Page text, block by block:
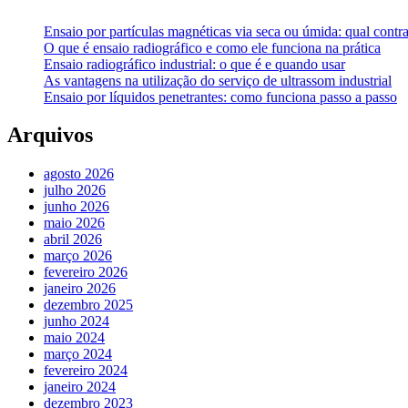
Ensaio por partículas magnéticas via seca ou úmida: qual
O que é ensaio radiográfico e como ele funciona na prática
Ensaio radiográfico industrial: o que é e quando usar
As vantagens na utilização do serviço de ultrassom industrial
Ensaio por líquidos penetrantes: como funciona passo a passo
Arquivos
agosto 2026
julho 2026
junho 2026
maio 2026
abril 2026
março 2026
fevereiro 2026
janeiro 2026
dezembro 2025
junho 2024
maio 2024
março 2024
fevereiro 2024
janeiro 2024
dezembro 2023